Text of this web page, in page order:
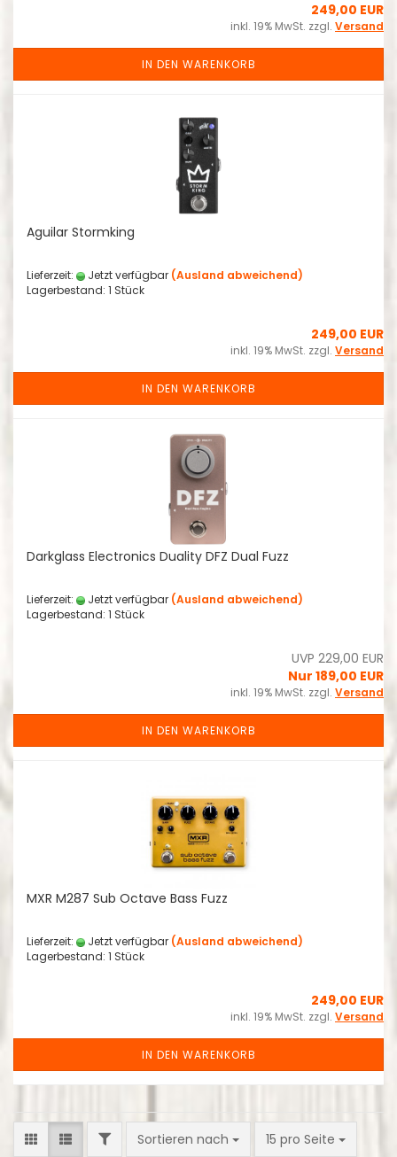
249,00 EUR
inkl. 19% MwSt. zzgl. Versand
IN DEN WARENKORB
Aguilar Stormking
Lieferzeit: Jetzt verfügbar (Ausland abweichend)
Lagerbestand: 1 Stück
249,00 EUR
inkl. 19% MwSt. zzgl. Versand
IN DEN WARENKORB
Darkglass Electronics Duality DFZ Dual Fuzz
Lieferzeit: Jetzt verfügbar (Ausland abweichend)
Lagerbestand: 1 Stück
UVP 229,00 EUR
Nur 189,00 EUR
inkl. 19% MwSt. zzgl. Versand
IN DEN WARENKORB
MXR M287 Sub Octave Bass Fuzz
Lieferzeit: Jetzt verfügbar (Ausland abweichend)
Lagerbestand: 1 Stück
249,00 EUR
inkl. 19% MwSt. zzgl. Versand
IN DEN WARENKORB
FILTERSortieren nach
Sortieren nach 15 pro Seite
pro Seite